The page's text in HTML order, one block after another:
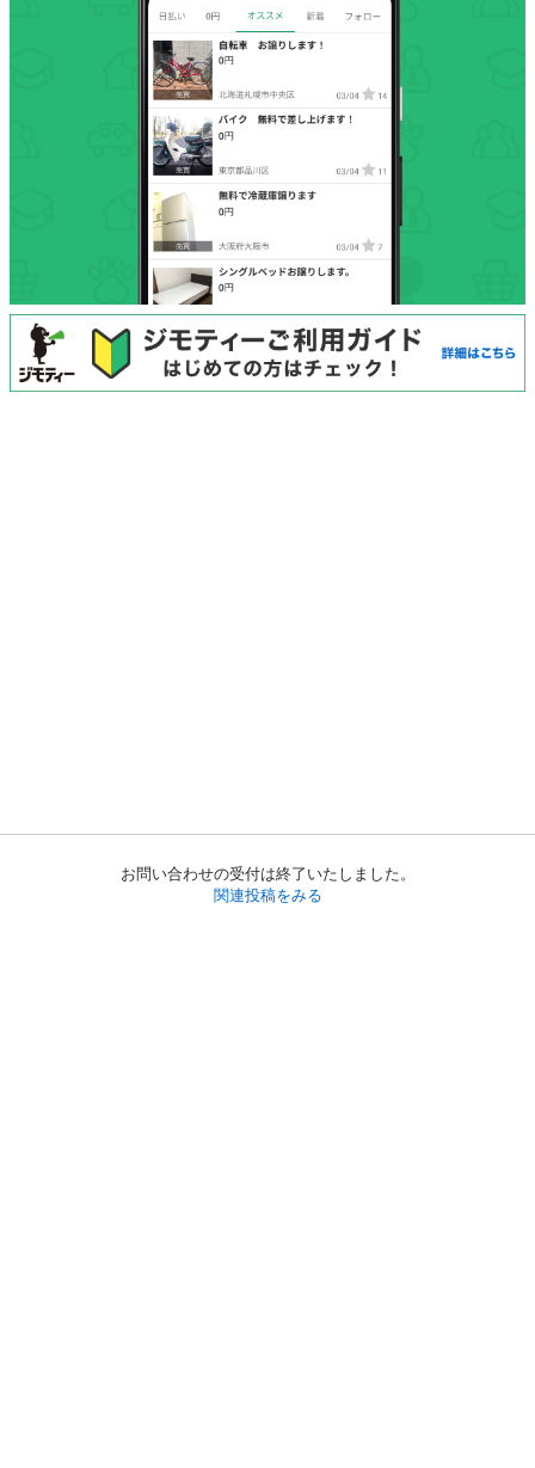
お問い合わせの受付は終了いたしました。
関連投稿をみる